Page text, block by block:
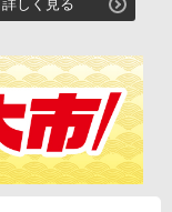
詳しく見る